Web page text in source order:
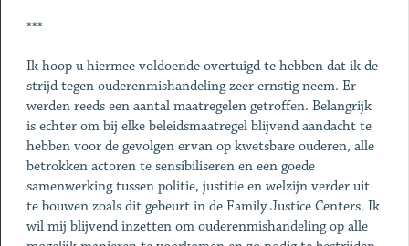
***
Ik hoop u hiermee voldoende overtuigd te hebben dat ik de
strijd tegen ouderenmishandeling zeer ernstig neem. Er
werden reeds een aantal maatregelen getroffen. Belangrijk
is echter om bij elke beleidsmaatregel blijvend aandacht te
hebben voor de gevolgen ervan op kwetsbare ouderen, alle
betrokken actoren te sensibiliseren en een goede
samenwerking tussen politie, justitie en welzijn verder uit
te bouwen zoals dit gebeurt in de Family Justice Centers. Ik
wil mij blijvend inzetten om ouderenmishandeling op alle